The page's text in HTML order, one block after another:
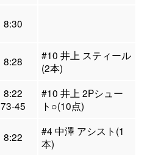
8:30
8:28
#10 井上 スティール
(2本)
8:22
73-45
#10 井上 2Pシュー
ト○(10点)
8:22
#4 中澤 アシスト(1
本)